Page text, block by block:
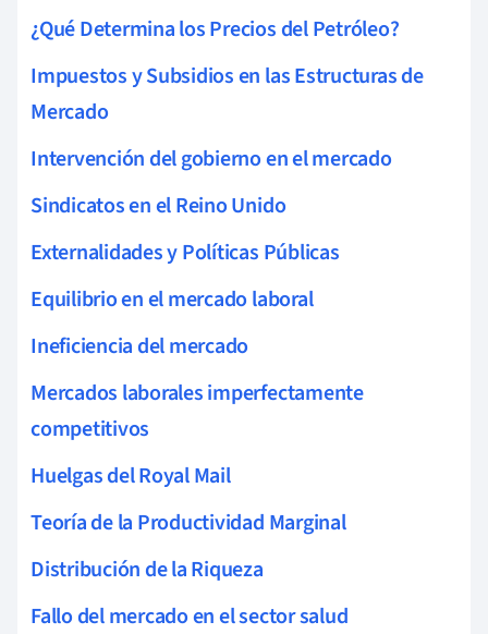
¿Qué Determina los Precios del Petróleo?
Impuestos y Subsidios en las Estructuras de
Mercado
Intervención del gobierno en el mercado
Sindicatos en el Reino Unido
Externalidades y Políticas Públicas
Equilibrio en el mercado laboral
Ineficiencia del mercado
Mercados laborales imperfectamente
competitivos
Huelgas del Royal Mail
Teoría de la Productividad Marginal
Distribución de la Riqueza
Fallo del mercado en el sector salud